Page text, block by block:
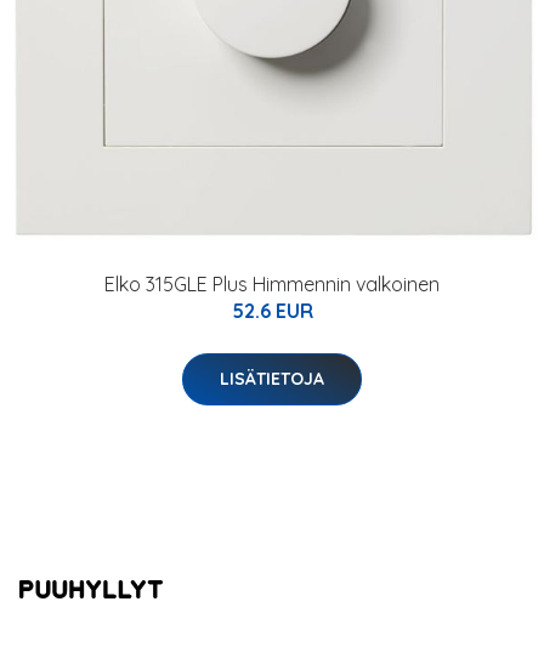
Elko 315GLE Plus Himmennin valkoinen
52.6 EUR
LISÄTIETOJA